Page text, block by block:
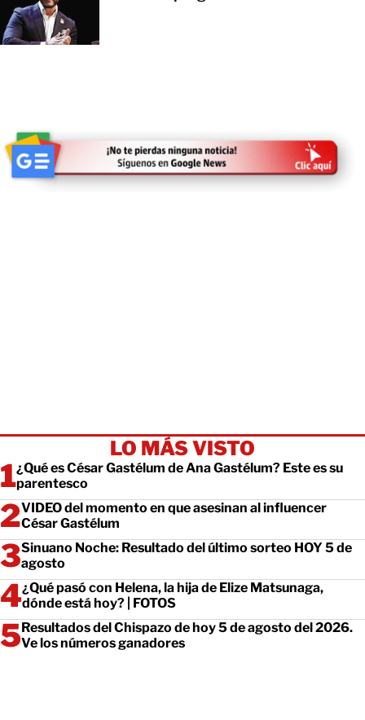
LO MÁS VISTO
¿Qué es César Gastélum de Ana Gastélum? Este es su
parentesco
VIDEO del momento en que asesinan al influencer
César Gastélum
Sinuano Noche: Resultado del último sorteo HOY 5 de
agosto
¿Qué pasó con Helena, la hija de Elize Matsunaga,
dónde está hoy? | FOTOS
Resultados del Chispazo de hoy 5 de agosto del 2026.
Ve los números ganadores